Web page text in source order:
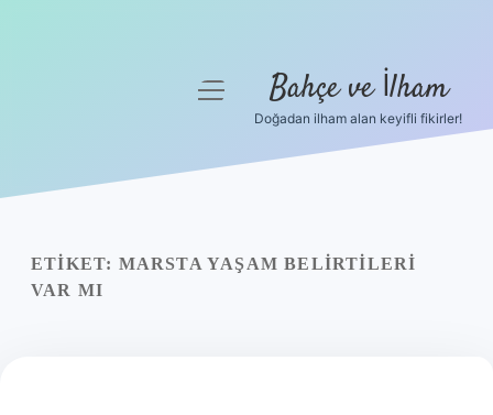
Yasal Uyarı
menüyü
Bahçe ve İlham
Doğadan ilham alan keyifli fikirler!
ETIKET: MARSTA YAŞAM BELIRTILERI
VAR MI